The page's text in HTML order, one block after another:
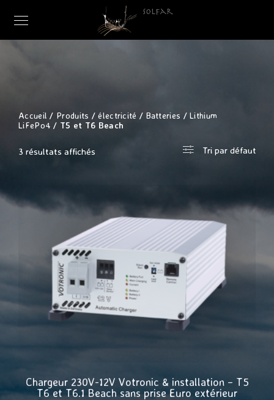
Accueil / Produits /électricité / Batteries /Lithium
LiFePo4 / T5 et T6 Beach
3 résultats affichés Tri par défaut
Chargeur 230V-12V Votronic & installation – T5
T6 et T6.1 Beach sans prise Euro extérieur